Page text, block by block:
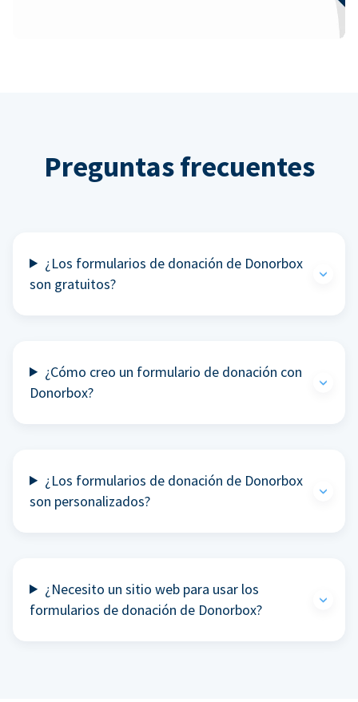
Preguntas frecuentes
¿Los formularios de donación de Donorbox
son gratuitos?
¿Cómo creo un formulario de donación con
Donorbox?
¿Los formularios de donación de Donorbox
son personalizados?
¿Necesito un sitio web para usar los
formularios de donación de Donorbox?